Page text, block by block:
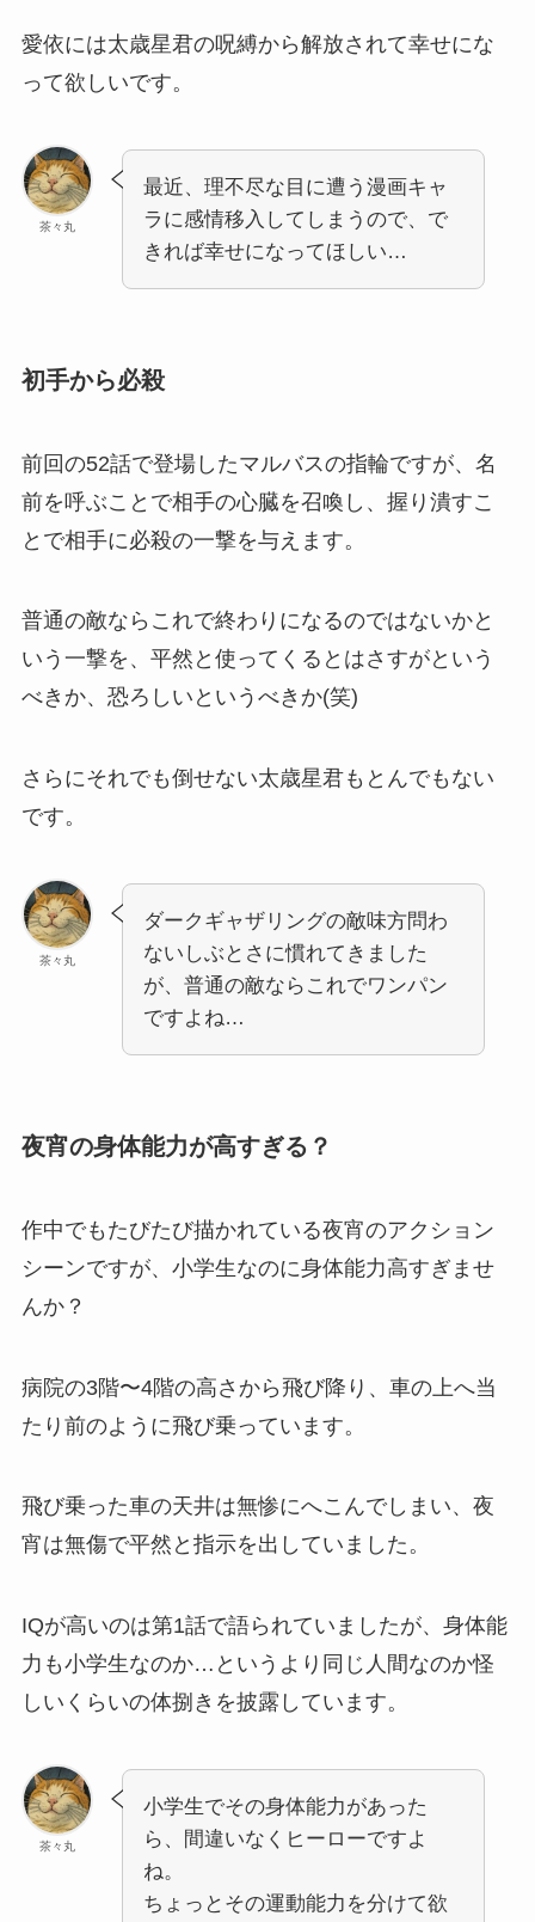
愛依には太歳星君の呪縛から解放されて幸せにな
って欲しいです。
茶々丸
最近、理不尽な目に遭う漫画キャ
ラに感情移入してしまうので、で
きれば幸せになってほしい…
初手から必殺
前回の52話で登場したマルバスの指輪ですが、名
前を呼ぶことで相手の心臓を召喚し、握り潰すこ
とで相手に必殺の一撃を与えます。
普通の敵ならこれで終わりになるのではないかと
いう一撃を、平然と使ってくるとはさすがという
べきか、恐ろしいというべきか(笑)
さらにそれでも倒せない太歳星君もとんでもない
です。
茶々丸
ダークギャザリングの敵味方問わ
ないしぶとさに慣れてきました
が、普通の敵ならこれでワンパン
ですよね…
夜宵の身体能力が高すぎる？
作中でもたびたび描かれている夜宵のアクション
シーンですが、小学生なのに身体能力高すぎませ
んか？
病院の3階〜4階の高さから飛び降り、車の上へ当
たり前のように飛び乗っています。
飛び乗った車の天井は無惨にへこんでしまい、夜
宵は無傷で平然と指示を出していました。
IQが高いのは第1話で語られていましたが、身体能
力も小学生なのか…というより同じ人間なのか怪
しいくらいの体捌きを披露しています。
茶々丸
小学生でその身体能力があった
ら、間違いなくヒーローですよ
ね。
ちょっとその運動能力を分けて欲